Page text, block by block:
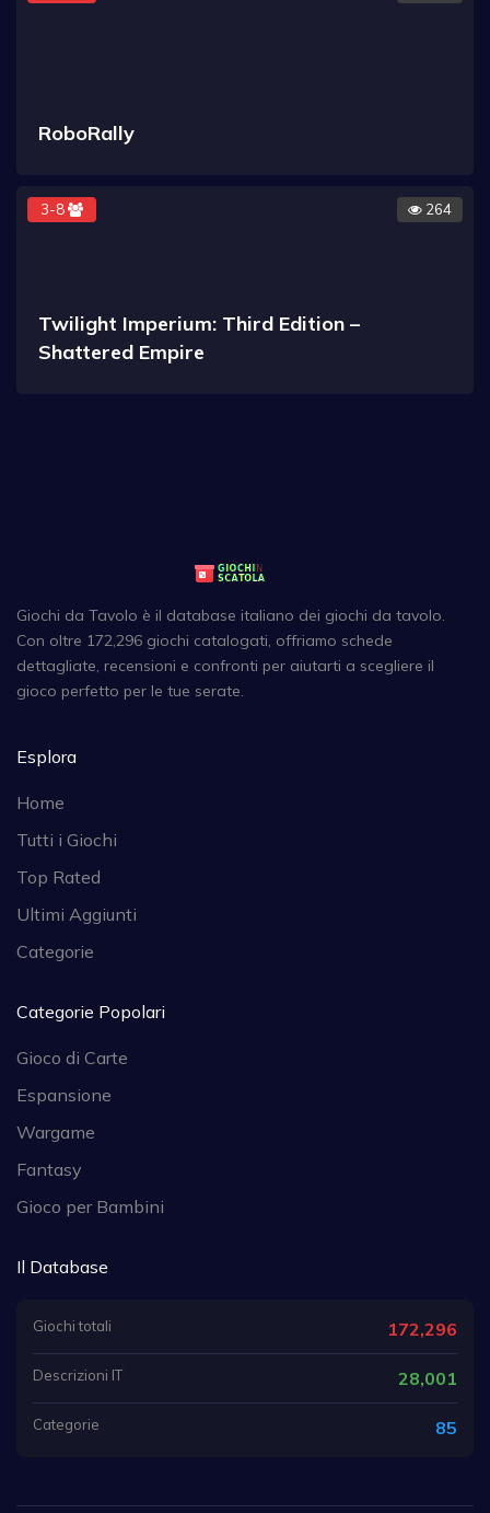
RoboRally
3-8 264
Twilight Imperium: Third Edition –
Shattered Empire
Giochi da Tavolo è il database italiano dei giochi da tavolo.
Con oltre 172,296 giochi catalogati, offriamo schede
dettagliate, recensioni e confronti per aiutarti a scegliere il
gioco perfetto per le tue serate.
Esplora
Home
Tutti i Giochi
Top Rated
Ultimi Aggiunti
Categorie
Categorie Popolari
Gioco di Carte
Espansione
Wargame
Fantasy
Gioco per Bambini
Il Database
Giochi totali 172,296
Descrizioni IT 28,001
Categorie 85